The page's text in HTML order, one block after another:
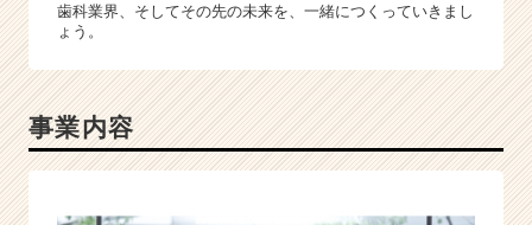
歯科業界、そしてその先の未来を、一緒につくっていきまし
ょう。
事業内容